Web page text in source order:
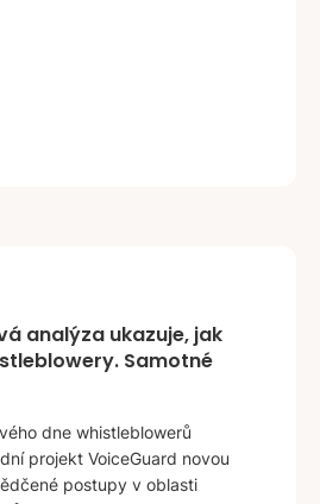
analýza ukazuje, jak
Samotné
dne whistleblowerů
projekt VoiceGuard novou
postupy v oblasti